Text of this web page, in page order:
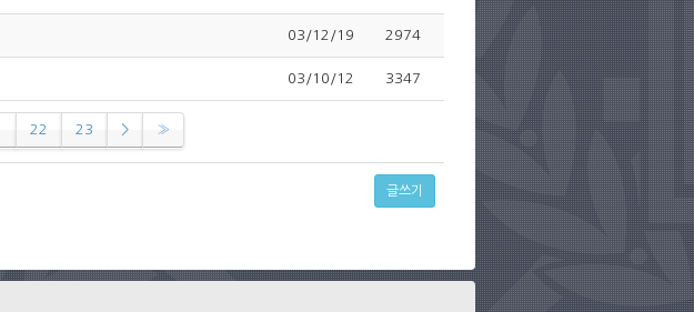
03/12/19 2974
03/10/12 3347
22 23 > »
글쓰기